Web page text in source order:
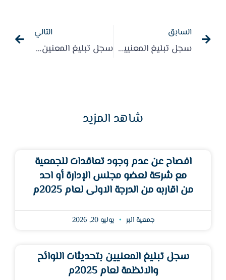
السابق
سجل تبليغ المعنيين بتحديث اللوائح والأنظمة لعام 2022م
التالي
سجل تبليغ المعنين بتحديث اللوائح والأنظمة والسياسات لعام 2023م
شاهد المزيد
افصاح عن عدم وجود تعاقدات للجمعية
مع شركة لعضو مجلس الإدارة أو احد
من اقاربه من الدرجة الاولى لعام 2025م
جمعية البر يوليو 20, 2026
سجل تبليغ المعنيين بتحديثات اللوائح
والانظمة لعام 2025م